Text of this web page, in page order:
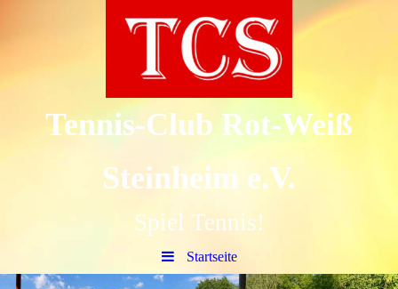
Tennis-Club Rot-Weiß
Steinheim e.V.
Spiel Tennis!
Startseite